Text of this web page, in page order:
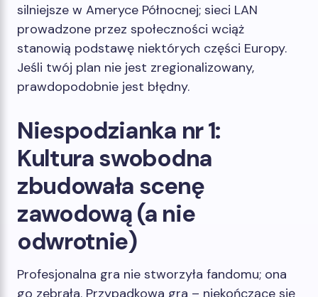
silniejsze w Ameryce Północnej; sieci LAN
prowadzone przez społeczności wciąż
stanowią podstawę niektórych części Europy.
Jeśli twój plan nie jest zregionalizowany,
prawdopodobnie jest błędny.
Niespodzianka nr 1:
Kultura swobodna
zbudowała scenę
zawodową (a nie
odwrotnie)
Profesjonalna gra nie stworzyła fandomu; ona
go zebrała. Przypadkowa gra – niekończące się